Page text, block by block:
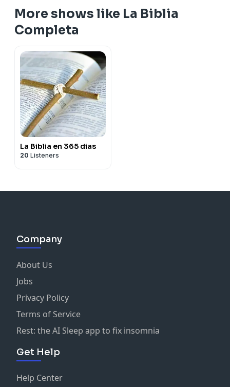
More shows like La Biblia
Completa
La Biblia en 365 dias
20 Listeners
Company
About Us
Jobs
Privacy Policy
Terms of Service
Rest: the AI Sleep app to fix insomnia
Get Help
Help Center